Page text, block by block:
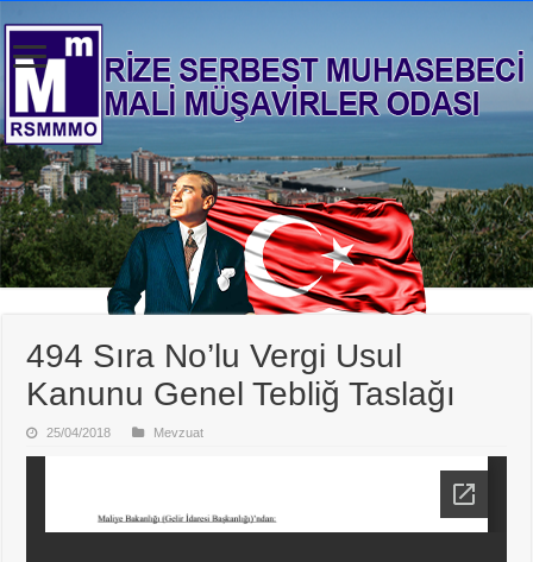
494 Sıra No’lu Vergi Usul
Kanunu Genel Tebliğ Taslağı
25/04/2018 Mevzuat